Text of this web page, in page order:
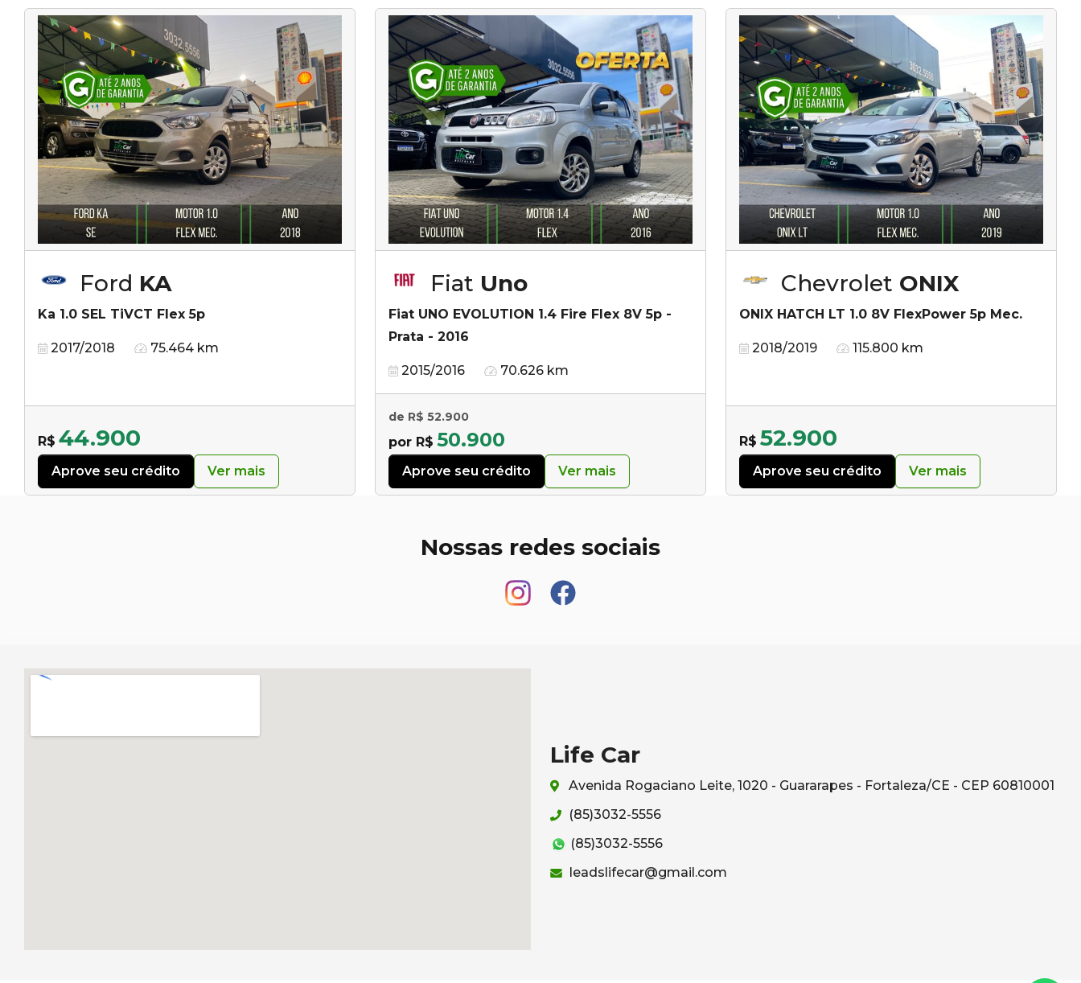
Ford KA
Ka 1.0 SEL TiVCT Flex 5p
2017/2018 75.464 km
R$ 44.900
Aprove seu crédito Ver mais
Fiat Uno
Fiat UNO EVOLUTION 1.4 Fire Flex 8V 5p -
Prata - 2016
2015/2016 70.626 km
de R$ 52.900
por R$ 50.900
Aprove seu crédito Ver mais
Chevrolet ONIX
ONIX HATCH LT 1.0 8V FlexPower 5p Mec.
2018/2019 115.800 km
R$ 52.900
Aprove seu crédito Ver mais
Nossas redes sociais
Life Car
Avenida Rogaciano Leite, 1020 - Guararapes - Fortaleza/CE - CEP 60810001
(85)3032-5556
(85)3032-5556
leadslifecar@gmail.com